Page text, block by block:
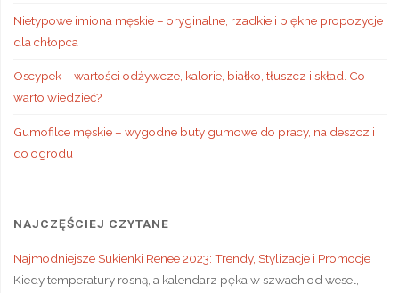
Nietypowe imiona męskie – oryginalne, rzadkie i piękne propozycje
dla chłopca
Oscypek – wartości odżywcze, kalorie, białko, tłuszcz i skład. Co
warto wiedzieć?
Gumofilce męskie – wygodne buty gumowe do pracy, na deszcz i
do ogrodu
NAJCZĘŚCIEJ CZYTANE
Najmodniejsze Sukienki Renee 2023: Trendy, Stylizacje i Promocje
Kiedy temperatury rosną, a kalendarz pęka w szwach od wesel,